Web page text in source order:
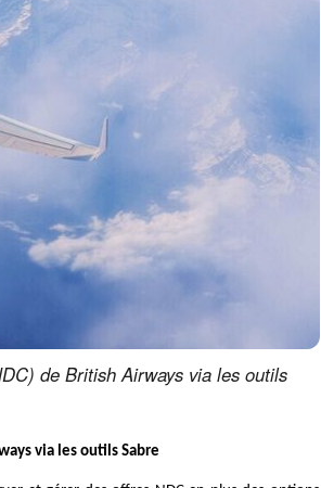
de British Airways via les outils
via les outils Sabre